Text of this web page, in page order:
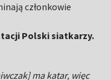
członkowie
Polski siatkarzy.
ma katar, więc